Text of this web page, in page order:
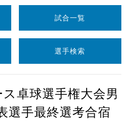
試合一覧
選手検索
卓球選手権大会男
選手最終選考合宿